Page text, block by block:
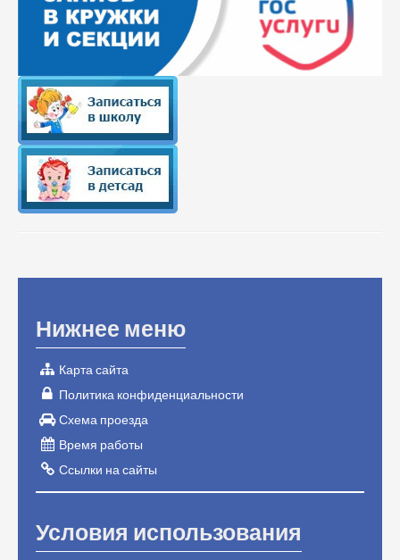
Нижнее меню
Карта сайта
Политика конфиденциальности
Схема проезда
Время работы
Ссылки на сайты
Условия использования